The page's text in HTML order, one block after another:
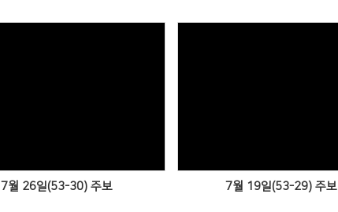
7월 26일(53-30) 주보 7월 19일(53-29) 주보